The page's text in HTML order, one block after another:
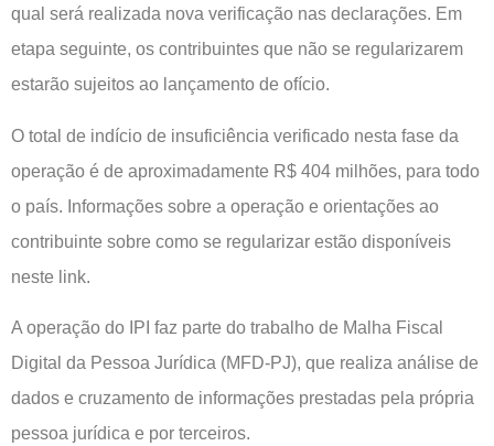
qual será realizada nova verificação nas declarações. Em
etapa seguinte, os contribuintes que não se regularizarem
estarão sujeitos ao lançamento de ofício.
O total de indício de insuficiência verificado nesta fase da
operação é de aproximadamente R$ 404 milhões, para todo
o país. Informações sobre a operação e orientações ao
contribuinte sobre como se regularizar estão disponíveis
neste link.
A operação do IPI faz parte do trabalho de Malha Fiscal
Digital da Pessoa Jurídica (MFD-PJ), que realiza análise de
dados e cruzamento de informações prestadas pela própria
pessoa jurídica e por terceiros.